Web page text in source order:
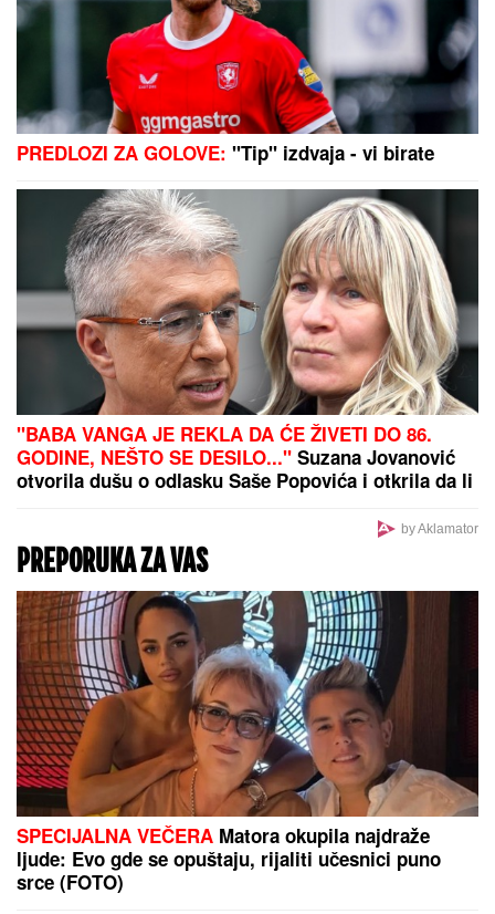
SOPSTVENI TALAC:Novi roman Nenada
Maksimovića "Ljubavni slučaj bankarskog
službenika"
Bila je mega popularna, a onda
napustila estradu i zaposlila se u
vulkanizerskoj radnji: "Plata mi je
bila 500 maraka"
NAFTA 80 DOLARA ZA BAREL:Evropski indeksi u
porastu četvrti dan zaredom
PREDLOZI ZA GOLOVE: